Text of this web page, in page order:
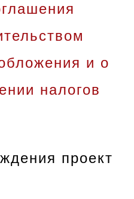
и о
налогов
проект